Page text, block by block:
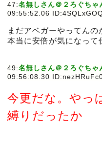
47:名無しさん＠２ろぐちゃ
09:55:52.06
まだアベガーやってんの
本当に安倍が気になって
49:名無しさん＠２ろぐちゃ
09:56:08.30
今更だな。やっ
縛りだったか